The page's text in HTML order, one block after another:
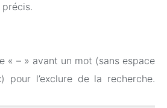
« – » avant un mot (sans espace
pour l’exclure de la recherche.